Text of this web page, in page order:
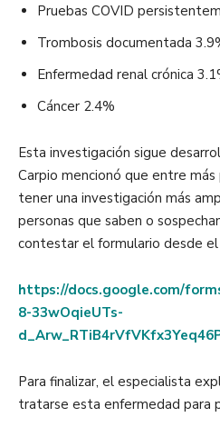
Pruebas COVID
Trombosis documentada
Enfermedad renal crónica
Cáncer 2.4%
Esta investigación sigue
Carpio mencionó que entre
tener una investigación más
personas que saben o
contestar el formulario desde
https://docs.google.com/
8-33wOqieUTs-
Para finalizar, el especialista
tratarse esta enfermedad para